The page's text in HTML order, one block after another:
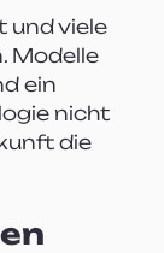
und viele
Modelle
ein
nicht
die